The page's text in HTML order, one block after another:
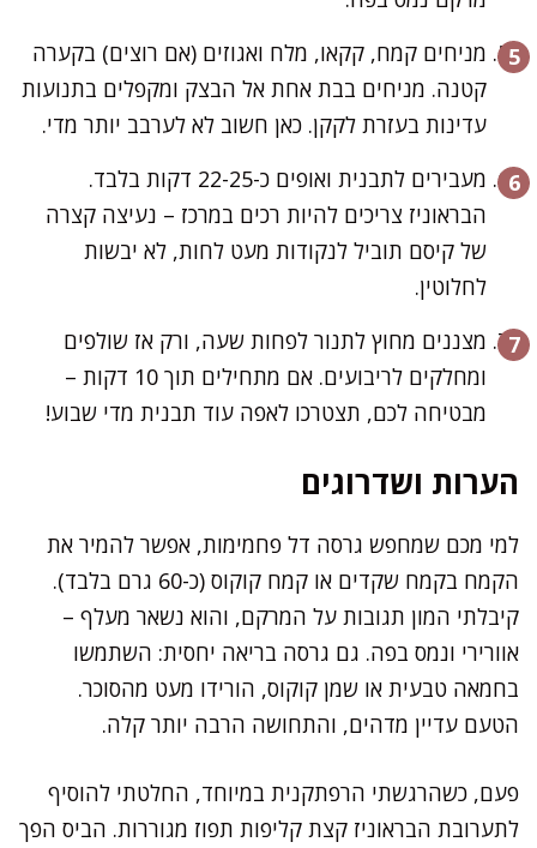
מניחים קמח, קקאו, מלח ואגוזים (אם רוצים) בקערה
קטנה. מניחים בבת אחת אל הבצק ומקפלים בתנועות
עדינות בעזרת לקקן. כאן חשוב לא לערבב יותר מדי.
מעבירים לתבנית ואופים כ-22-25 דקות בלבד.
הבראוניז צריכים להיות רכים במרכז – נעיצה קצרה
של קיסם תוביל לנקודות מעט לחות, לא יבשות
לחלוטין.
מצננים מחוץ לתנור לפחות שעה, ורק אז שולפים
ומחלקים לריבועים. אם מתחילים תוך 10 דקות –
מבטיחה לכם, תצטרכו לאפה עוד תבנית מדי שבוע!
הערות ושדרוגים
למי מכם שמחפש גרסה דל פחמימות, אפשר להמיר את
הקמח בקמח שקדים או קמח קוקוס (כ-60 גרם בלבד).
קיבלתי המון תגובות על המרקם, והוא נשאר מעלף –
אוורירי ונמס בפה. גם גרסה בריאה יחסית: השתמשו
בחמאה טבעית או שמן קוקוס, הורידו מעט מהסוכר.
הטעם עדיין מדהים, והתחושה הרבה יותר קלה.
פעם, כשהרגשתי הרפתקנית במיוחד, החלטתי להוסיף
לתערובת הבראוניז קצת קליפות תפוז מגוררות. הביס הפך